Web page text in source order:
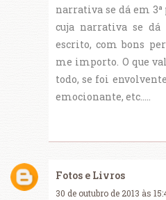
narrativa se dá em
cuja narrativa se dá
escrito, com bons
me importo. O que
todo, se foi
emocionante, etc.....
Fotos e Livros
30 de outubro de 2013 às